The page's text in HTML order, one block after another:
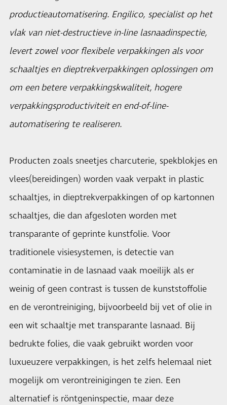
productieautomatisering. Engilico, specialist op het
vlak van niet-destructieve in-line lasnaadinspectie,
levert zowel voor flexibele verpakkingen als voor
schaaltjes en dieptrekverpakkingen oplossingen om
om een betere verpakkingskwaliteit, hogere
verpakkingsproductiviteit en end-of-line-
automatisering te realiseren.
Producten zoals sneetjes charcuterie, spekblokjes en
vlees(bereidingen) worden vaak verpakt in plastic
schaaltjes, in dieptrekverpakkingen of op kartonnen
schaaltjes, die dan afgesloten worden met
transparante of geprinte kunstfolie. Voor
traditionele visiesystemen, is detectie van
contaminatie in de lasnaad vaak moeilijk als er
weinig of geen contrast is tussen de kunststoffolie
en de verontreiniging, bijvoorbeeld bij vet of olie in
een wit schaaltje met transparante lasnaad. Bij
bedrukte folies, die vaak gebruikt worden voor
luxueuzere verpakkingen, is het zelfs helemaal niet
mogelijk om verontreinigingen te zien. Een
alternatief is röntgeninspectie, maar deze